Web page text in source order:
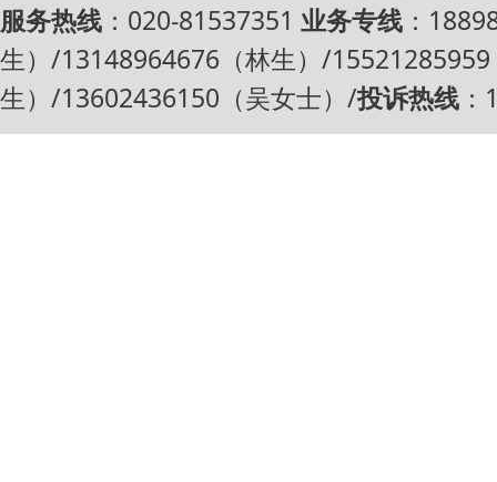
服务热线 ：020-81537351 业务专线 ：
生）/13148964676（林生）/
生）/13602436150（吴女士）/投诉热线